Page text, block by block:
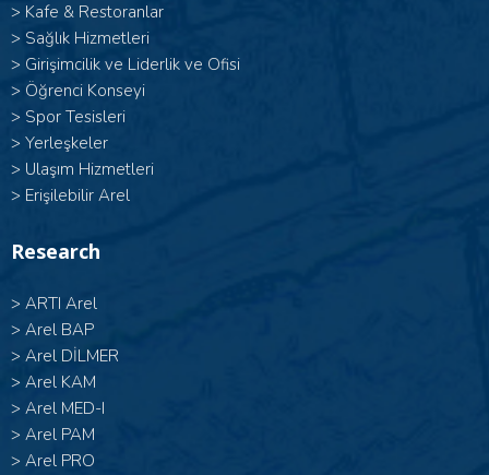
> Kafe & Restoranlar
> Sağlık Hizmetleri
> Girişimcilik ve Liderlik ve Ofisi
> Öğrenci Konseyi
> Spor Tesisleri
> Yerleşkeler
> Ulaşım Hizmetleri
> Erişilebilir Arel
Research
> ARTI Arel
> Arel BAP
> Arel DİLMER
> Arel KAM
> Arel MED-I
> Arel PAM
> Arel PRO